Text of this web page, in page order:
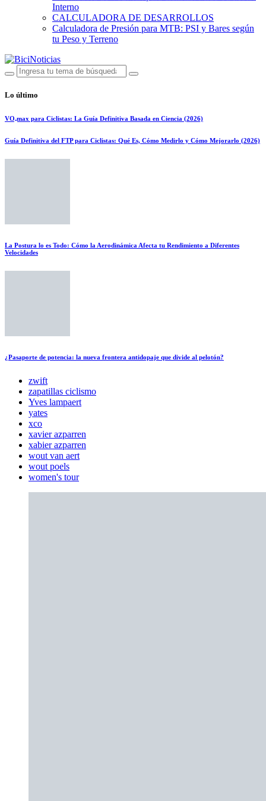
Interno
CALCULADORA DE DESARROLLOS
Calculadora de Presión para MTB: PSI y Bares según
tu Peso y Terreno
Lo último
VO₂max para Ciclistas: La Guía Definitiva Basada en Ciencia (2026)
Guía Definitiva del FTP para Ciclistas: Qué Es, Cómo Medirlo y Cómo Mejorarlo (2026)
La Postura lo es Todo: Cómo la Aerodinámica Afecta tu Rendimiento a Diferentes
Velocidades
¿Pasaporte de potencia: la nueva frontera antidopaje que divide al pelotón?
zwift
zapatillas ciclismo
Yves lampaert
yates
xco
xavier azparren
xabier azparren
wout van aert
wout poels
women's tour